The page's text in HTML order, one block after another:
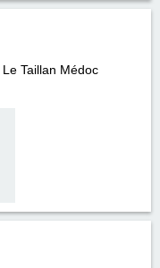
Le Taillan Médoc